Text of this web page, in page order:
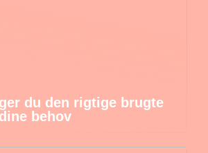
du den rigtige brugte
behov